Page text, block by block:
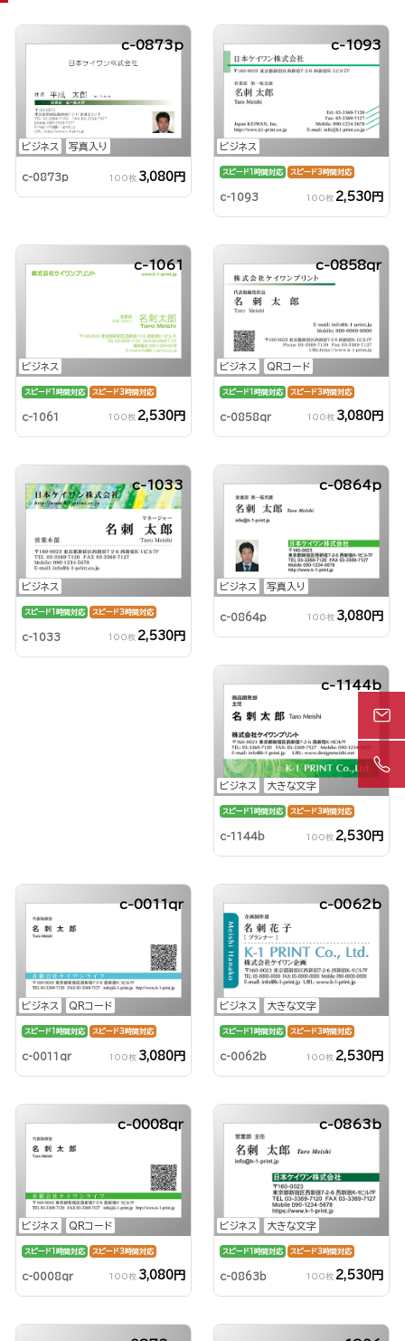
ビジネス 写真入り
c-0873p
c-0873p 100枚 3,080円
ビジネス
c-1093
スピード1時間対応 スピード3時間対応
c-1093 100枚 2,530円
ビジネス
c-1061
スピード1時間対応 スピード3時間対応
c-1061 100枚 2,530円
ビジネス QRコード
c-0858qr
スピード1時間対応 スピード3時間対応
c-0858qr 100枚 3,080円
ビジネス
c-1033
スピード1時間対応 スピード3時間対応
c-1033 100枚 2,530円
ビジネス 写真入り
c-0864p
c-0864p 100枚 3,080円
ビジネス 大きな文字
c-1144b
スピード1時間対応 スピード3時間対応
c-1144b 100枚 2,530円
ビジネス QRコード
c-0011qr
スピード1時間対応 スピード3時間対応
c-0011qr 100枚 3,080円
ビジネス 大きな文字
c-0062b
スピード1時間対応 スピード3時間対応
c-0062b 100枚 2,530円
ビジネス QRコード
c-0008qr
スピード1時間対応 スピード3時間対応
c-0008qr 100枚 3,080円
ビジネス 大きな文字
c-0863b
スピード1時間対応 スピード3時間対応
c-0863b 100枚 2,530円